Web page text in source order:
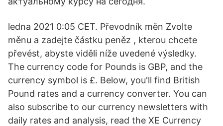
ledna 2021 0:05 CET. Převodník měn Zvolte
měnu a zadejte částku peněz , kterou chcete
převést, abyste viděli níže uvedené výsledky.
The currency code for Pounds is GBP, and the
currency symbol is £. Below, you'll find British
Pound rates and a currency converter. You can
also subscribe to our currency newsletters with
daily rates and analysis, read the XE Currency